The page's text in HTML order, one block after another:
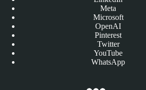
Meta
Microsoft
OpenAI
Pinterest
Twitter
YouTube
WhatsApp